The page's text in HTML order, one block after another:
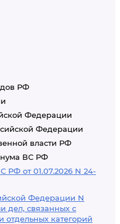
РФ
Федерации
Федерации
власти РФ
ВС РФ
РФ от 01.07.2026 N 24-
Федерации N
дел, связанных с
отдельных категорий